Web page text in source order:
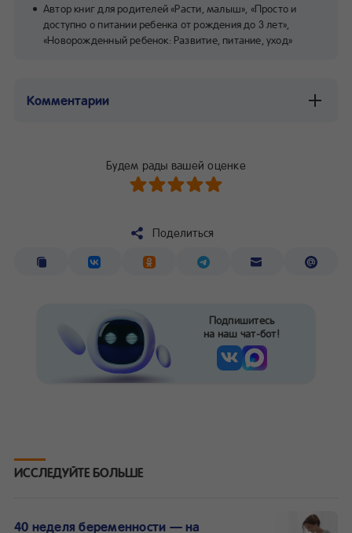
Автор книг для родителей «Расти, малыш», «Просто и
доступно о питании ребенка от рождения до 3 лет»,
«Новорожденный ребенок: Развитие, питание, уход»
Комментарии
Будем рады вашей оценке
Поделиться
Подпишитесь
на наш чат-бот!
ИССЛЕДУЙТЕ БОЛЬШЕ
40 неделя беременности — на